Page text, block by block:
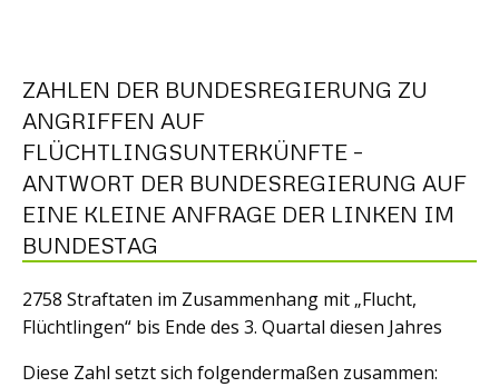
ZAHLEN DER BUNDESREGIERUNG ZU
ANGRIFFEN AUF
FLÜCHTLINGSUNTERKÜNFTE –
ANTWORT DER BUNDESREGIERUNG AUF
EINE KLEINE ANFRAGE DER LINKEN IM
BUNDESTAG
2758 Straftaten im Zusammenhang mit „Flucht,
Flüchtlingen“ bis Ende des 3. Quartal diesen Jahres
Diese Zahl setzt sich folgendermaßen zusammen: